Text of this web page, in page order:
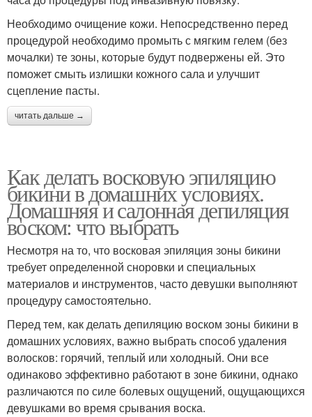
Необходимо очищение кожи. Непосредственно перед
процедурой необходимо промыть с мягким гелем (без
мочалки) те зоны, которые будут подвержены ей. Это
поможет смыть излишки кожного сала и улучшит
сцепление пасты.
читать дальше →
Как делать восковую эпиляцию
бикини в домашних условиях.
Домашняя и салонная депиляция
воском: что выбрать
Несмотря на то, что восковая эпиляция зоны бикини
требует определенной сноровки и специальных
материалов и инструментов, часто девушки выполняют
процедуру самостоятельно.
Перед тем, как делать депиляцию воском зоны бикини в
домашних условиях, важно выбрать способ удаления
волосков: горячий, теплый или холодный. Они все
одинаково эффективно работают в зоне бикини, однако
различаются по силе болевых ощущений, ощущающихся
девушками во время срывания воска.